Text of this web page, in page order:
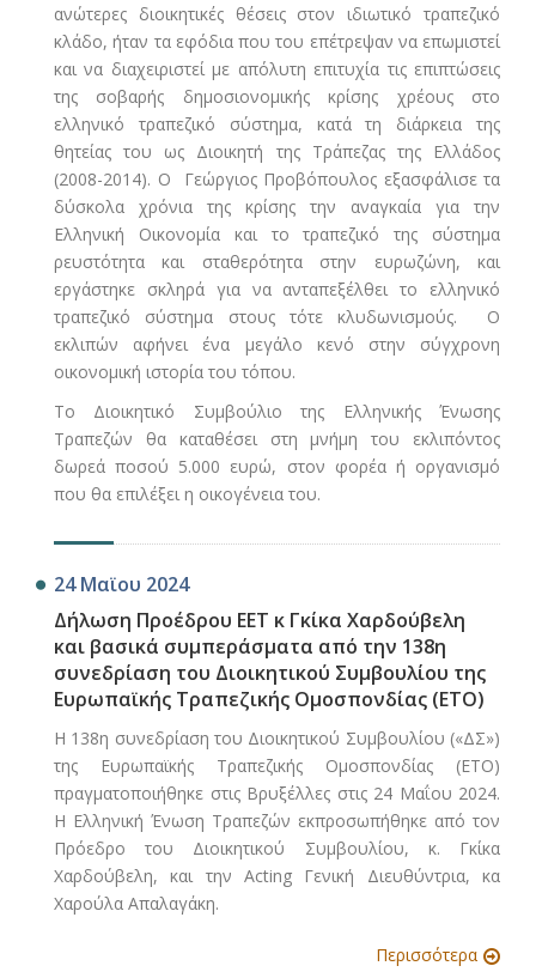
ανώτερες διοικητικές θέσεις στον ιδιωτικό τραπεζικό
κλάδο, ήταν τα εφόδια που του επέτρεψαν να επωμιστεί
και να διαχειριστεί με απόλυτη επιτυχία τις επιπτώσεις
της σοβαρής δημοσιονομικής κρίσης χρέους στο
ελληνικό τραπεζικό σύστημα, κατά τη διάρκεια της
θητείας του ως Διοικητή της Τράπεζας της Ελλάδος
(2008-2014). Ο Γεώργιος Προβόπουλος εξασφάλισε τα
δύσκολα χρόνια της κρίσης την αναγκαία για την
Ελληνική Οικονομία και το τραπεζικό της σύστημα
ρευστότητα και σταθερότητα στην ευρωζώνη, και
εργάστηκε σκληρά για να ανταπεξέλθει το ελληνικό
τραπεζικό σύστημα στους τότε κλυδωνισμούς. Ο
εκλιπών αφήνει ένα μεγάλο κενό στην σύγχρονη
οικονομική ιστορία του τόπου.
Το Διοικητικό Συμβούλιο της Ελληνικής Ένωσης
Τραπεζών θα καταθέσει στη μνήμη του εκλιπόντος
δωρεά ποσού 5.000 ευρώ, στον φορέα ή οργανισμό
που θα επιλέξει η οικογένεια του.
24 Μαϊου 2024
Δήλωση Προέδρου ΕΕΤ κ Γκίκα Χαρδούβελη
και βασικά συμπεράσματα από την 138η
συνεδρίαση του Διοικητικού Συμβουλίου της
Ευρωπαϊκής Τραπεζικής Ομοσπονδίας (ΕΤΟ)
Η 138η συνεδρίαση του Διοικητικού Συμβουλίου («ΔΣ»)
της Ευρωπαϊκής Τραπεζικής Ομοσπονδίας (ΕΤΟ)
πραγματοποιήθηκε στις Βρυξέλλες στις 24 Μαΐου 2024.
Η Ελληνική Ένωση Τραπεζών εκπροσωπήθηκε από τον
Πρόεδρο του Διοικητικού Συμβουλίου, κ. Γκίκα
Χαρδούβελη, και την Acting Γενική Διευθύντρια, κα
Χαρούλα Απαλαγάκη.
Περισσότερα